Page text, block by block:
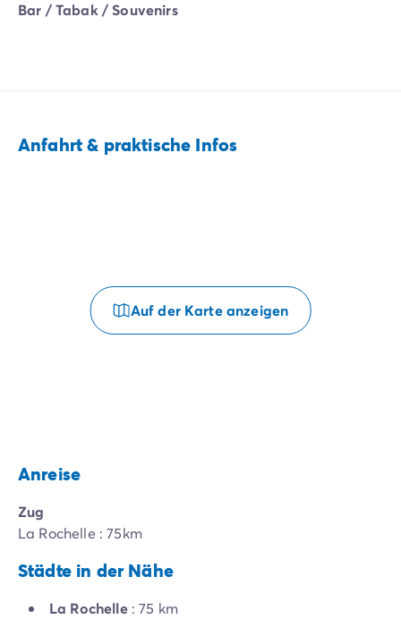
Bar / Tabak / Souvenirs
Anfahrt & praktische Infos
Auf der Karte anzeigen
Anreise
Zug
La Rochelle : 75km
Städte in der Nähe
La Rochelle: 75 km